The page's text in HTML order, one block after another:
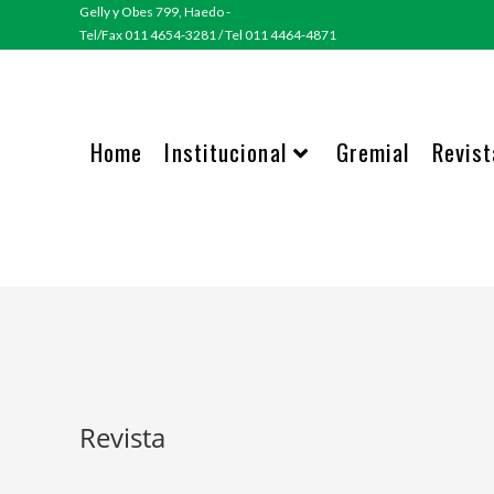
Gelly y Obes 799, Haedo -
Tel/Fax 011 4654-3281 / Tel 011 4464-4871
Home Institucional Gremial
Revista